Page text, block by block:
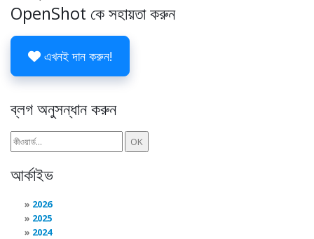
OpenShot কে সহায়তা করুন
এখনই দান করুন!
ব্লগ অনুসন্ধান করুন
আর্কাইভ
2026
2025
2024